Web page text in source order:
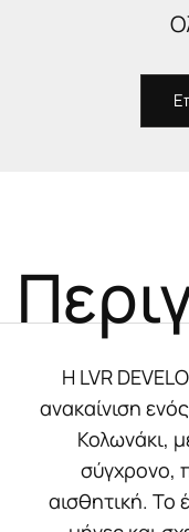
Ε
Η LVR
ανακαίνιση
Κολωνάκι,
σύγχρονο,
αισθητική. Το